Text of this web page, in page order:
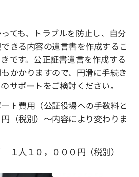
ても、トラブルを防止し、自分
きる内容の遺言書を作成するこ
です。公正証書遺言を作成する
かかりますので、円滑に手続き
サポートをご検討ください。
ト費用（公証役場への手数料と
（税別）～内容により変わりま
人１０，０００円（税別）